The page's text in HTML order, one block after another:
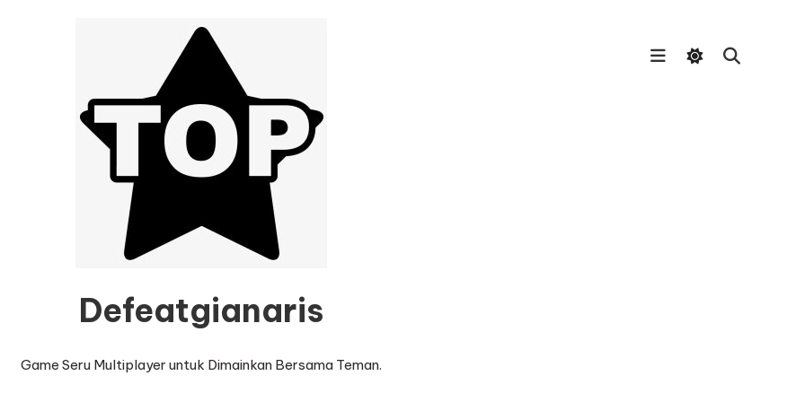
Defeatgianaris
Game Seru Multiplayer untuk Dimainkan Bersama Teman.